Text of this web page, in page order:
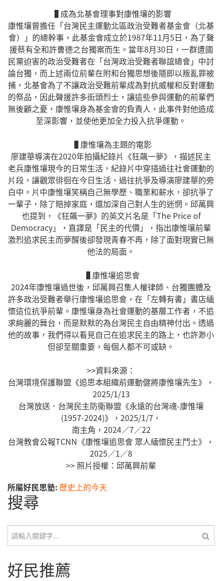
▐ 成為北基會理事對康惟壤的影響
康惟壤曾擔任「台灣民主運動北區政治受難者基金會（北基
會）」的總幹事，此基金會成立於1987年11月5日，為了聲
援蔡有全和許曹德之台獨案而生。當年8月30日，一群遭國
民黨迫害的政治受難者在「台灣政治受難者聯誼總會」中討
論台獨，而上述兩位前輩在附和台獨思想後隨即以叛亂罪被
捕，北基會為了不讓政治受難前輩成為對抗威權和反對運動
的祭品，因此聲援許多街頭烈士，讓這些參與運動的前輩們
無後顧之憂，康惟壤身為基金會的負責人，此事件對他造成
至深影響，並使他更加全力投入抗爭運動。
▐ 康惟壤為主題的電影
廖建華導演在2020年拍攝紀錄片《狂飆一夢》，描述民主
老兵康惟壤現今的日常生活，紀錄片中穿插過往社會運動的
片段，讓觀眾徘徊在今日生活、過往抗爭及導演廖建華的旁
白中。片中康惟壤笑稱自己無學歷、職業和薪水，卻抗爭了
一輩子，除了賠掉家庭，還加深自己對人生的迷惘。邱萬興
也提到，《狂飆一夢》的英文片名是「The Price of
Democracy」，直譯是「民主的代價」，指出康惟壤前輩
激烈追求民主而夢醒後卻發現青春不再，除了面對現實已無
他法的局面。
▐ 康惟壤追思會
2024年康惟壤過世後，邱萬興召集人權律師、台獨團體及
許多政治受難者舉行康惟壤追思會，在「左轉有書」書店緬
懷這位抗爭前輩。康惟壤身為社會運動的基層工作者，不追
求絢麗的舞台，而是默默的為台灣民主自由精神付出。透過
他的故事，我們得以看見自己在追求民主的路上，也許渺小
但卻至關重要，每個人都不可或缺。
>>資料來源：
台灣環境保護聯盟《追思本組織前運動健將康惟壤先生》，
2025/1/13
台灣放送．台灣民主防衛聯盟《永遠的台灣魂-康惟壤
(1957-2024)》，2025/1/7，
南主角，2024／7／22
台灣教會公報TCNN《康惟壤追思會 眾人緬懷民主鬥士》，
2025／1／8
>> 照片授權：邱萬興前輩
所屬好民思塾: 歷史上的今天
搜尋
搜尋
好民推薦